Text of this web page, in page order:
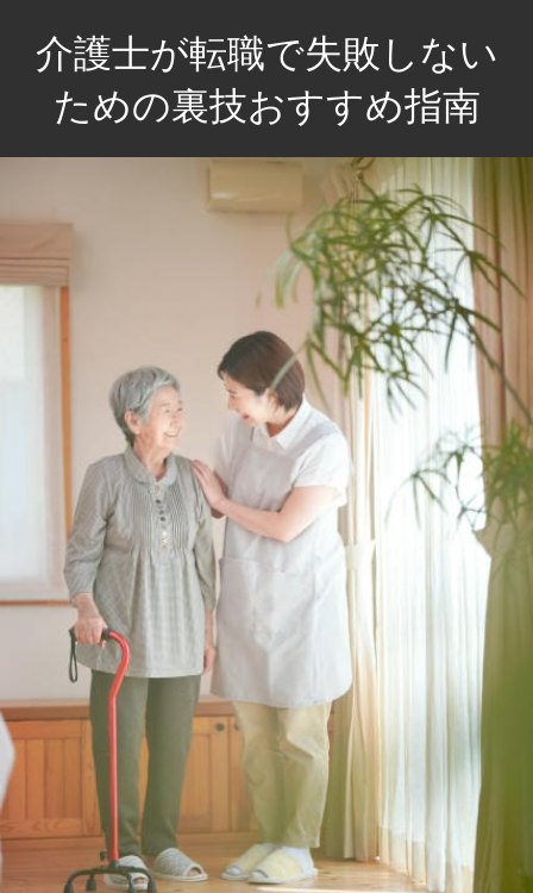
ツ
ス
キ
ッ
介護士が転職で失敗しない
ための裏技おすすめ指南
介
ず
職
裏
徹